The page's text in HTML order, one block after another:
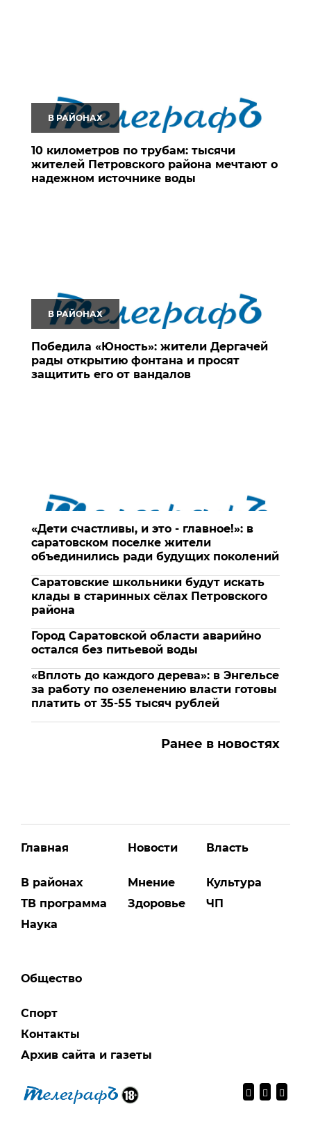
В РАЙОНАХ
10 километров по трубам: тысячи
жителей Петровского района мечтают о
надежном источнике воды
В РАЙОНАХ
Победила «Юность»: жители Дергачей
рады открытию фонтана и просят
защитить его от вандалов
«Дети счастливы, и это - главное!»: в
саратовском поселке жители
объединились ради будущих поколений
Саратовские школьники будут искать
клады в старинных сёлах Петровского
района
Город Саратовской области аварийно
остался без питьевой воды
«Вплоть до каждого дерева»: в Энгельсе
за работу по озеленению власти готовы
платить от 35-55 тысяч рублей
Ранее в новостях
Главная
В районах
ТВ программа
Наука
Новости
Мнение
Здоровье
Власть
Культура
ЧП
Общество
Спорт
Контакты
Архив сайта и газеты